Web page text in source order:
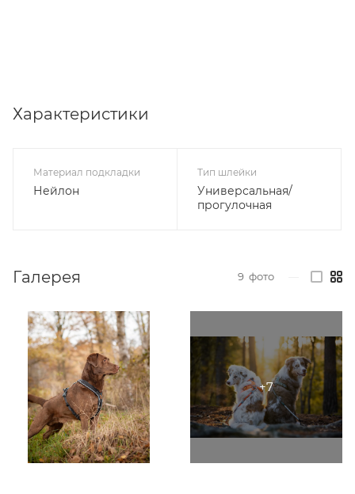
Характеристики
Материал подкладки
Нейлон
Тип шлейки
Универсальная/
прогулочная
Галерея 9 фото